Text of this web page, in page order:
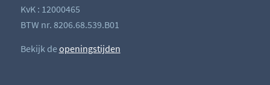
KvK : 12000465
BTW nr. 8206.68.539.B01
Bekijk deopeningstijden